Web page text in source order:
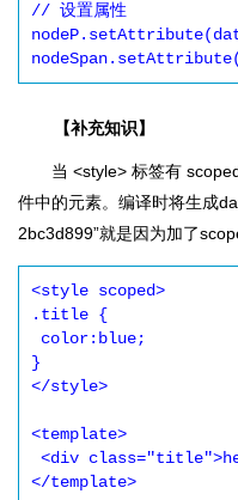
// 设置属性
【补充知识】
当 <style> 标签有
件中的元素。编译时将生成
2bc3d899”就是因为加了
<style scoped>
.title {
}
</style>
<template>
</template>